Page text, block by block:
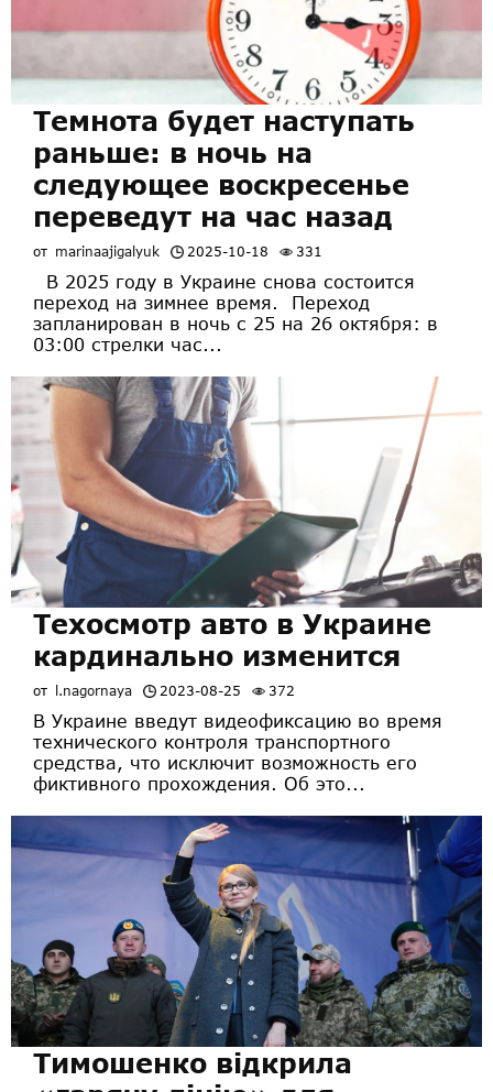
Темнота будет наступать
раньше: в ночь на
следующее воскресенье
переведут на час назад
от marinaajigalyuk 2025-10-18 331
В 2025 году в Украине снова состоится
переход на зимнее время. Переход
запланирован в ночь с 25 на 26 октября: в
03:00 стрелки час...
Техосмотр авто в Украине
кардинально изменится
от l.nagornaya 2023-08-25 372
В Украине введут видеофиксацию во время
технического контроля транспортного
средства, что исключит возможность его
фиктивного прохождения. Об это...
Тимошенко відкрила